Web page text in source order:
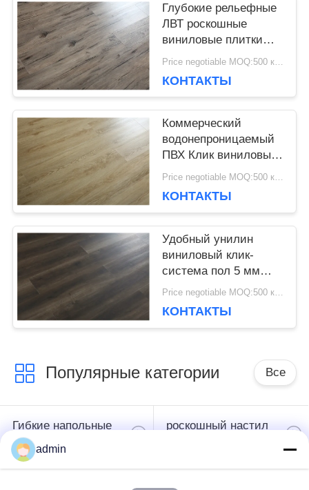
ЗАПРОСИТЕ
ЦИТАТУ
КАРТА
САЙТА
ПОЛИТИКА
КОНФИДЕНЦИАЛЬНОСТИ
Глубокие рельефные
ЛВТ роскошные
виниловые плитки
ПВК клик напольный
декора
Price negotiable MOQ:500 квадратных метров
КОНТАКТЫ
Коммерческий
водонепроницаемый
ПВХ Клик виниловый
пол Цена деревянного
мест
Price negotiable MOQ:500 квадратных метров
КОНТАКТЫ
Удобный унилин
виниловый клик-
система пол 5 мм
экологически чистый Price negotiable MOQ:500 квадратных метров
КОНТАКТЫ
Популярные категории Все
Гибкие напольные
покрытия из ПВХ
роскошный настил
admin